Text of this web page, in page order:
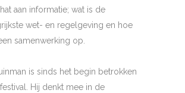
aan informatie; wat is de
wet- en regelgeving en hoe
samenwerking op.
is sinds het begin betrokken
Hij denkt mee in de